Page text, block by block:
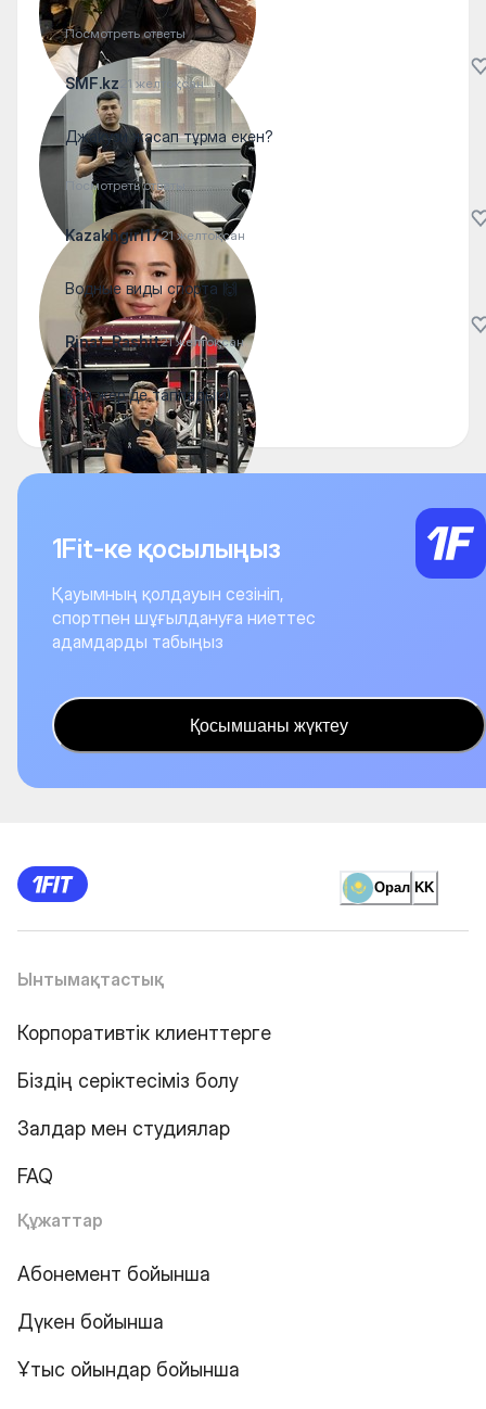
Посмотреть ответы
SMF.kz 21 желтоқсан
Джакузи жасап тұрма екен?
Посмотреть ответы
Kazakhgirl1721 желтоқсан
Водные виды спорта 🙌
Rinat_Rashit21 желтоқсан
Қай жер де таппадым)
1Fit-ке қосылыңыз
Қауымның қолдауын сезініп,
спортпен шұғылдануға ниеттес
адамдарды табыңыз
Қосымшаны жүктеу
Орал KK
Ынтымақтастық
Корпоративтік клиенттерге
Біздің серіктесіміз болу
Залдар мен студиялар
FAQ
Құжаттар
Абонемент бойынша
Дүкен бойынша
Ұтыс ойындар бойынша